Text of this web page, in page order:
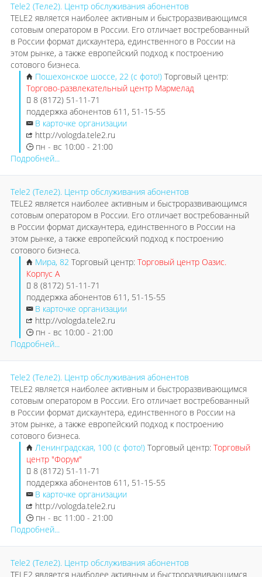
Tele2 (Теле2). Центр обслуживания абонентов
TELE2 является наиболее активным и быстроразвивающимся
сотовым оператором в России. Его отличает востребованный
в России формат дискаунтера, единственного в России на
этом рынке, а также европейский подход к построению
сотового бизнеса.
Пошехонское шоссе, 22 (с фото!) Торговый центр:
Торгово-развлекательный центр Мармелад
8 (8172) 51-11-71
поддержка абонентов 611, 51-15-55
В карточке организации
http://vologda.tele2.ru
пн - вс 10:00 - 21:00
Подробней...
Tele2 (Теле2). Центр обслуживания абонентов
TELE2 является наиболее активным и быстроразвивающимся
сотовым оператором в России. Его отличает востребованный
в России формат дискаунтера, единственного в России на
этом рынке, а также европейский подход к построению
сотового бизнеса.
Мира, 82 Торговый центр: Торговый центр Оазис.
Корпус А
8 (8172) 51-11-71
поддержка абонентов 611, 51-15-55
В карточке организации
http://vologda.tele2.ru
пн - вс 10:00 - 21:00
Подробней...
Tele2 (Теле2). Центр обслуживания абонентов
TELE2 является наиболее активным и быстроразвивающимся
сотовым оператором в России. Его отличает востребованный
в России формат дискаунтера, единственного в России на
этом рынке, а также европейский подход к построению
сотового бизнеса.
Ленинградская, 100 (с фото!) Торговый центр: Торговый
центр "Форум"
8 (8172) 51-11-71
поддержка абонентов 611, 51-15-55
В карточке организации
http://vologda.tele2.ru
пн - вс 11:00 - 21:00
Подробней...
Tele2 (Теле2). Центр обслуживания абонентов
TELE2 является наиболее активным и быстроразвивающимся